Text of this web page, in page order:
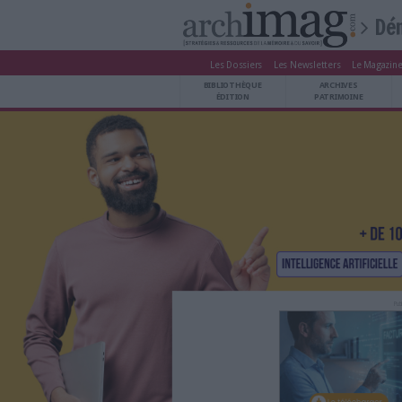
ARCHIVES PATRIMOINE
VEILLE DOCUMENTATION
DÉMAT CLOUD
UNIVERS DATA
TRAVAIL COLLABORATIF
VIE NUMÉRIQUE
NUMÉRIQUE RESPONSABLE
LES DOSSIERS
Les Dossiers Les
BIBLIOTHÈQUE